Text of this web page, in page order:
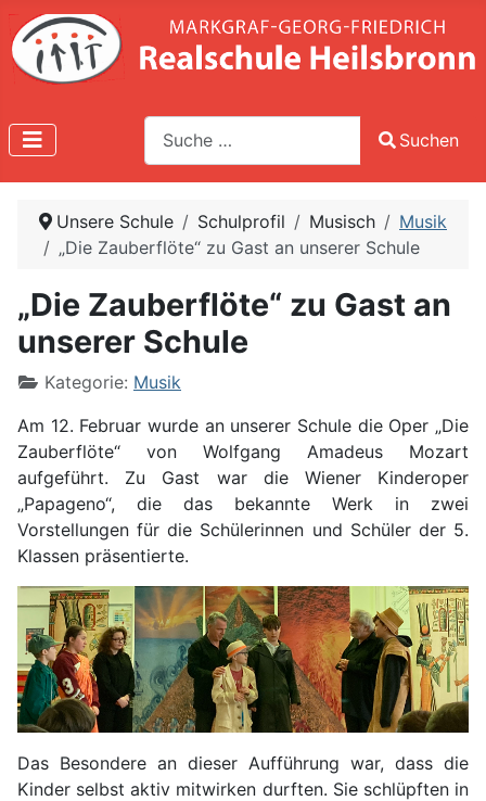
Suche
Type 2 or more characters for results.
Suchen
Unsere Schule Schulprofil Musisch
Musik
„Die Zauberflöte“ zu Gast an unserer Schule
„Die Zauberflöte“ zu Gast an
unserer Schule
Kategorie: Musik
Am 12. Februar wurde an unserer Schule die Oper „Die
Zauberflöte“ von Wolfgang Amadeus Mozart
aufgeführt. Zu Gast war die Wiener Kinderoper
„Papageno“, die das bekannte Werk in zwei
Vorstellungen für die Schülerinnen und Schüler der 5.
Klassen präsentierte.
Das Besondere an dieser Aufführung war, dass die
Kinder selbst aktiv mitwirken durften. Sie schlüpften in